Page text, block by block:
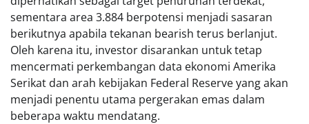
sementara area 3.884 berpotensi menjadi sasaran
berikutnya apabila tekanan bearish terus berlanjut.
Oleh karena itu, investor disarankan untuk tetap
mencermati perkembangan data ekonomi Amerika
Serikat dan arah kebijakan Federal Reserve yang akan
menjadi penentu utama pergerakan emas dalam
beberapa waktu mendatang.